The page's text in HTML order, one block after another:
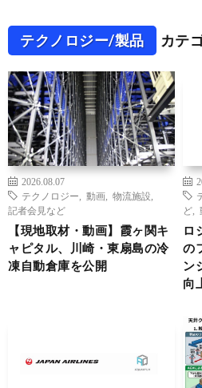
テクノロジー/製品 カテ
2026.08.07
テクノロジー
動画 物流施設
記者会見など
【現地取材・動画】霞ヶ関キ
ャピタル、川崎・東扇島の冷
凍自動倉庫を公開
ど
ロ
の
ン
向